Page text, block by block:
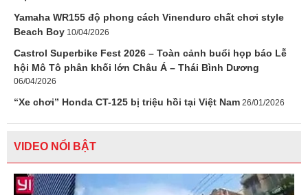
Yamaha WR155 độ phong cách Vinenduro chất chơi style
Beach Boy 10/04/2026
Castrol Superbike Fest 2026 – Toàn cảnh buổi họp báo Lễ
hội Mô Tô phân khối lớn Châu Á – Thái Bình Dương
06/04/2026
“Xe chơi” Honda CT-125 bị triệu hồi tại Việt Nam 26/01/2026
VIDEO NỔI BẬT